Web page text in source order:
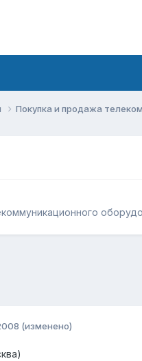
Покупка и продажа
(изменено)